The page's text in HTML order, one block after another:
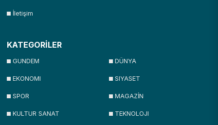
İletişim
KATEGORİLER
GUNDEM DÜNYA
EKONOMI SIYASET
SPOR MAGAZİN
KULTUR SANAT TEKNOLOJI